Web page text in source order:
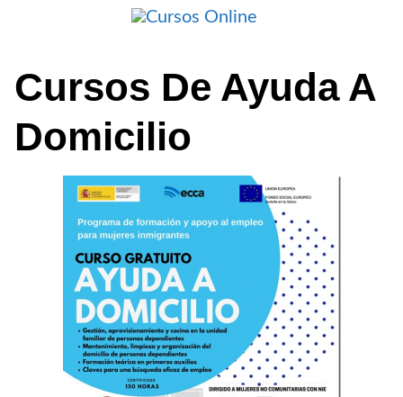
Cursos De Ayuda A
Domicilio